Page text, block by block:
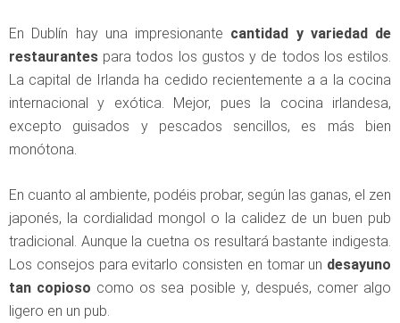
En Dublín hay una impresionante cantidad y variedad de
restaurantes para todos los gustos y de todos los estilos.
La capital de Irlanda ha cedido recientemente a a la cocina
internacional y exótica. Mejor, pues la cocina irlandesa,
excepto guisados y pescados sencillos, es más bien
monótona.
En cuanto al ambiente, podéis probar, según las ganas, el zen
japonés, la cordialidad mongol o la calidez de un buen pub
tradicional. Aunque la cuetna os resultará bastante indigesta.
Los consejos para evitarlo consisten en tomar un desayuno
tan copioso como os sea posible y, después, comer algo
ligero en un pub.